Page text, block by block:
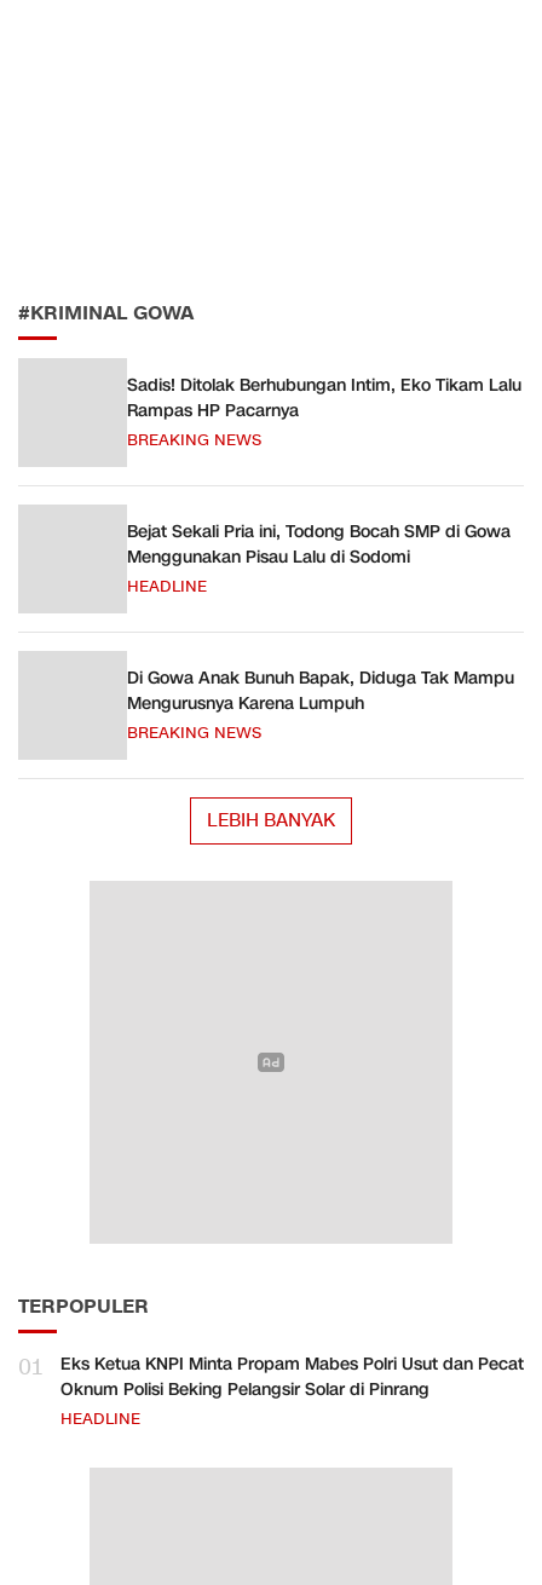
#KRIMINAL GOWA
Sadis! Ditolak Berhubungan Intim, Eko Tikam Lalu
Rampas HP Pacarnya
BREAKING NEWS
Bejat Sekali Pria ini, Todong Bocah SMP di Gowa
Menggunakan Pisau Lalu di Sodomi
HEADLINE
Di Gowa Anak Bunuh Bapak, Diduga Tak Mampu
Mengurusnya Karena Lumpuh
BREAKING NEWS
LEBIH BANYAK
TERPOPULER
01
Eks Ketua KNPI Minta Propam Mabes Polri Usut dan Pecat
Oknum Polisi Beking Pelangsir Solar di Pinrang
HEADLINE